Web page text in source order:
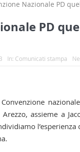
PD
In: Comunicati stampa
assieme a